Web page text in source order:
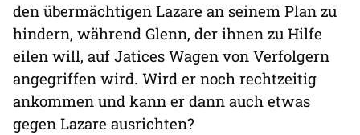
den übermächtigen Lazare an seinem Plan zu
hindern, während Glenn, der ihnen zu Hilfe
eilen will, auf Jatices Wagen von Verfolgern
angegriffen wird. Wird er noch rechtzeitig
ankommen und kann er dann auch etwas
gegen Lazare ausrichten?